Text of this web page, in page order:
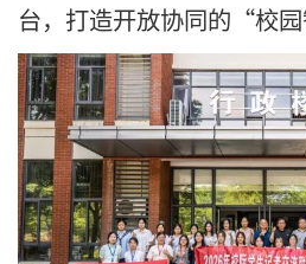
台，打造开放协同的“校